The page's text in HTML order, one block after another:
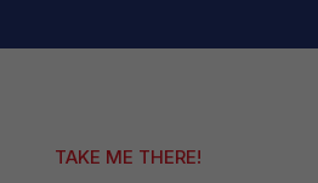
TAKE ME THERE!